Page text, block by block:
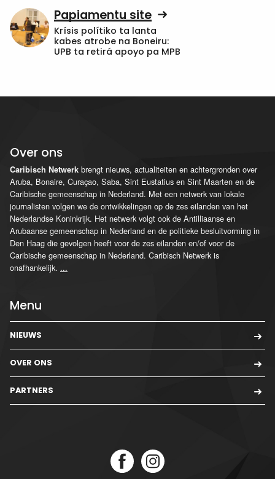
Papiamentu site
Krísis polítiko ta lanta
kabes atrobe na Boneiru:
UPB ta retirá apoyo pa MPB
Over ons
Caribisch Netwerk brengt nieuws, actualiteiten en achtergronden over
Aruba, Bonaire, Curaçao, Saba, Sint Eustatius en Sint Maarten en de
Caribische gemeenschap in Nederland. Met een netwerk van lokale
journalisten volgen we de ontwikkelingen op de zes eilanden van het
Nederlandse Koninkrijk. Het netwerk volgt ook de Antilliaanse en
Arubaanse gemeenschap in Nederland en de politieke besluitvorming in
Den Haag die gevolgen heeft voor de zes eilanden en/of voor de
Caribische gemeenschap in Nederland. Caribisch Netwerk is
onafhankelijk. ...
Menu
NIEUWS
OVER ONS
PARTNERS